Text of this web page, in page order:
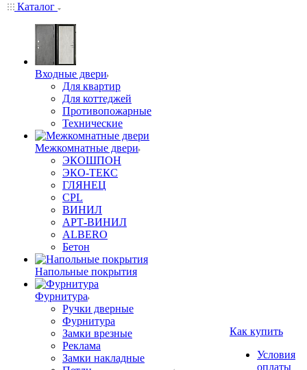
Каталог
Входные двери
Для квартир
Для коттеджей
Противопожарные
Технические
Межкомнатные двери
ЭКОШПОН
ЭКО-ТЕКС
ГЛЯНЕЦ
CPL
ВИНИЛ
АРТ-ВИНИЛ
ALBERO
Бетон
Напольные покрытия
Фурнитура
Ручки дверные
Фурнитура
Замки врезные
Реклама
Замки накладные
Как купить
Условия
оплаты